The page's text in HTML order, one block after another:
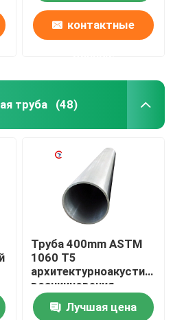
контактные
труба (48)
Труба 400mm ASTM
1060 T5
возникновения
алюминиевая круглая
Лучшая цена